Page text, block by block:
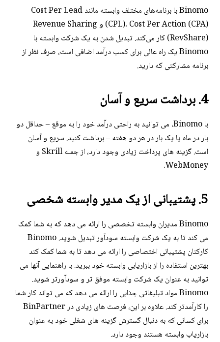
Binomo با برنامه‌های مختلف وابسته مانند Cost Per Lead
(CPL)، Cost Per Action (CPA) و Revenue Sharing
(RevShare) کار می‌کند. تبدیل شدن به یک شرکت وابسته با
Binomo یک راه عالی برای کسب درآمد اضافی است، صرف نظر از
برنامه مشارکتی که دارید.
4. برداشت سریع و آسان
با Binomo، می توانید به راحتی درآمد خود را به موقع – حداقل دو
بار در ماه یا یک بار در هر دو هفته – برداشت کنید. سریع و آسان
است. گزینه های پرداخت زیادی وجود دارد، از جمله Skrill و
WebMoney.
5. پشتیبانی از یک مدیر وابسته شخصی
Binomo مدیران وابسته تخصصی را ارائه می دهد که به شما کمک
می کند تا به یک شرکت وابسته سودآور تبدیل شوید. Binomo
کارکنان پشتیبانی اختصاصی را ارائه می دهد تا به شما کمک کند
بهترین استفاده را از بازاریابی وابسته خود ببرید. با راهنمایی آنها می
توانید به عنوان یک شرکت وابسته موفق تر و سودآورتر شوید.
Binomo مواد تبلیغاتی جذابی را ارائه می دهد که می تواند کار شما
را کارآمدتر کند. علاوه بر این، فرصت های زیادی در BinPartner
برای کسانی که به دنبال گسترش گزینه های شغلی خود به عنوان
بازاریاب وابسته هستند وجود دارد.